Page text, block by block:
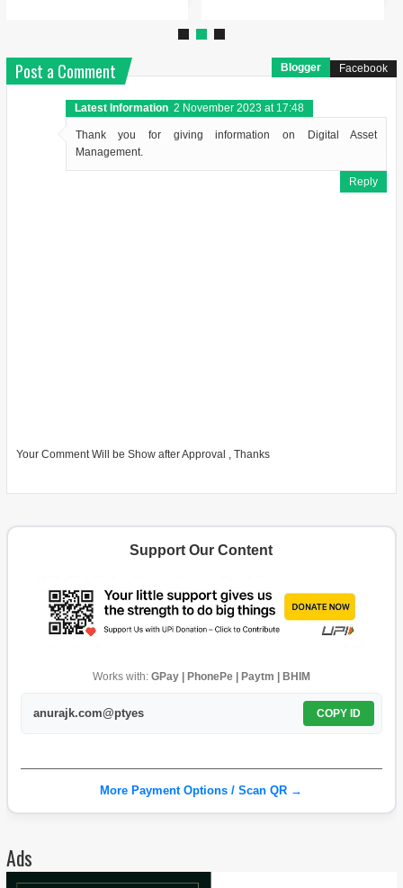
Post a Comment Blogger Facebook
Latest Information 2 November 2023 at 17:48
Thank you for giving information on Digital Asset
Management.
Reply
Your Comment Will be Show after Approval , Thanks
Support Our Content
Works with: GPay | PhonePe | Paytm | BHIM
anurajk.com@ptyes COPY ID
More Payment Options / Scan QR →
Ads